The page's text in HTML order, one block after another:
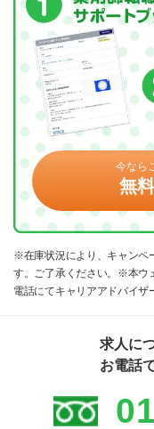
今なら
無
※在庫状況により、キャンペ
す。ご了承ください。※本ウ
電話にてキャリアアドバイザ
求人に
お電話